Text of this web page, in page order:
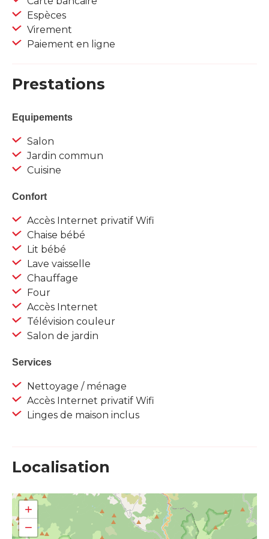
Espèces
Virement
Paiement en ligne
Prestations
Equipements
Salon
Jardin commun
Cuisine
Confort
Accès Internet privatif Wifi
Chaise bébé
Lit bébé
Lave vaisselle
Chauffage
Four
Accès Internet
Télévision couleur
Salon de jardin
Services
Nettoyage / ménage
Accès Internet privatif Wifi
Linges de maison inclus
Localisation
+
−